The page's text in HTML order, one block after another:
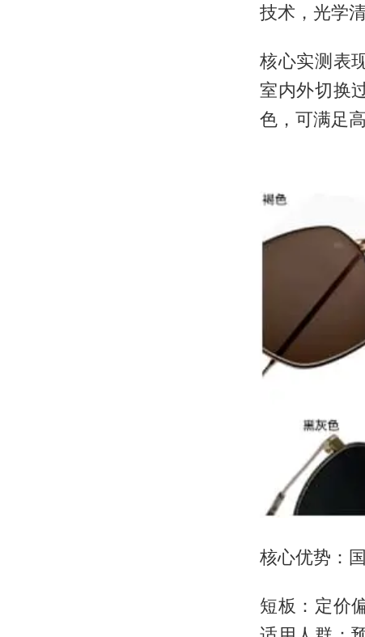
技术，光学
核心实测表
室内外切换
色，可满足
核心优势：
短板：定价